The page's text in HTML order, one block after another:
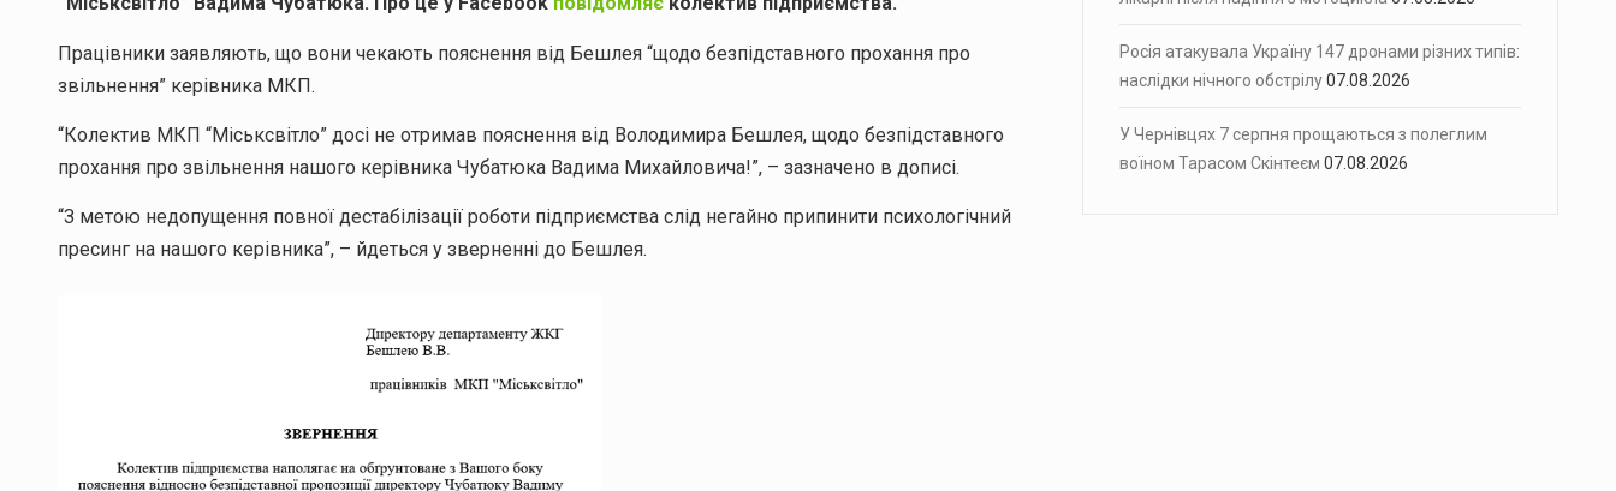
Працівники заявляють, що вони чекають пояснення від Бешлея “щодо безпідставного прохання про
звільнення” керівника МКП.
“Колектив МКП “Міськсвітло” досі не отримав пояснення від Володимира Бешлея, щодо безпідставного
прохання про звільнення нашого керівника Чубатюка Вадима Михайловича!”, – зазначено в дописі.
“З метою недопущення повної дестабілізації роботи підприємства слід негайно припинити психологічний
пресинг на нашого керівника”, – йдеться у зверненні до Бешлея.
Росія атакувала Україну 147 дронами різних типів:
наслідки нічного обстрілу07.08.2026
У Чернівцях 7 серпня прощаються з полеглим
воїном Тарасом Скінтеєм 07.08.2026